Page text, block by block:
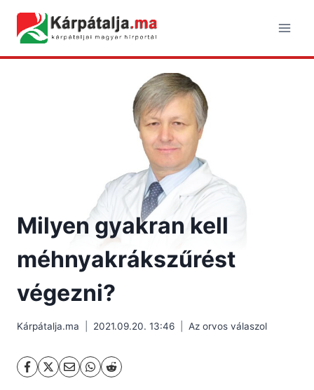
content
Milyen gyakran kell
méhnyakrákszűrést
végezni?
Kárpátalja.ma 2021.09.20. 13:46 Az orvos válaszol